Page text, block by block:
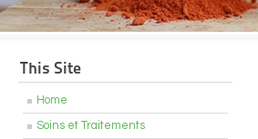
This Site
Home
Soins et Traitements